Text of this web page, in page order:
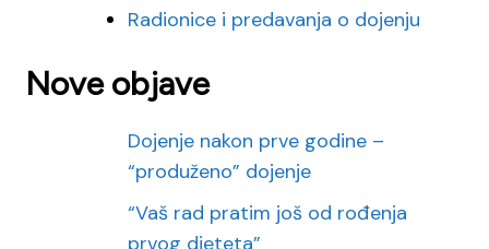
Radionice i predavanja o dojenju
Nove objave
Dojenje nakon prve godine –
“produženo” dojenje
“Vaš rad pratim još od rođenja
prvog djeteta”